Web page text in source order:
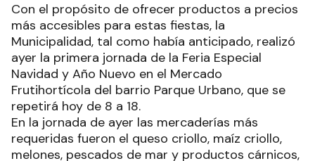
Con el propósito de ofrecer productos a precios
más accesibles para estas fiestas, la
Municipalidad, tal como había anticipado, realizó
ayer la primera jornada de la Feria Especial
Navidad y Año Nuevo en el Mercado
Frutihortícola del barrio Parque Urbano, que se
repetirá hoy de 8 a 18.
En la jornada de ayer las mercaderías más
requeridas fueron el queso criollo, maíz criollo,
melones, pescados de mar y productos cárnicos,